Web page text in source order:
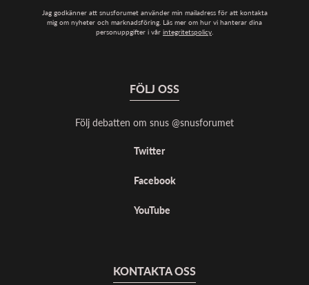
Jag godkänner att snusforumet använder min mailadress för att kontakta
mig om nyheter och marknadsföring. Läs mer om hur vi hanterar dina
personuppgifter i vår integritetspolicy.
FÖLJ OSS
Följ debatten om snus @snusforumet
Twitter
Facebook
YouTube
KONTAKTA OSS